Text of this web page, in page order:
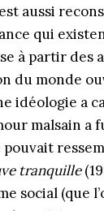
aussi
qui
à partir des
du monde
idéologie a
malsain a
tranquille
social